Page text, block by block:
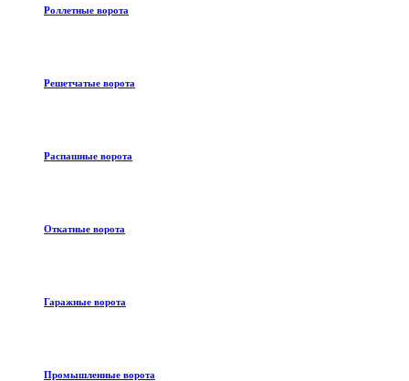
Роллетные ворота
Решетчатые ворота
Распашные ворота
Откатные ворота
Гаражные ворота
Промышленные ворота